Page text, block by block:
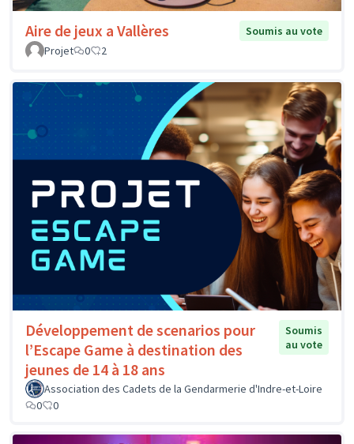
Aire de jeux a Vallères
Soumis au vote
Projet
0 2
Développement de scenarios pour
l’Escape Game à destination des
jeunes de 14 à 18 ans
Soumis
au vote
Association des Cadets de la Gendarmerie d'Indre-et-Loire
0
0